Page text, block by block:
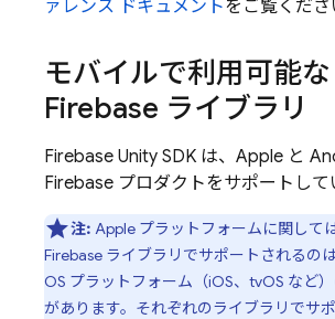
ァレンス ドキュメントをご覧くださ
モバイルで利用可能な
Firebase ライブラリ
Firebase Unity SDK は、 Apple と
Firebase プロダクトをサポートして
注: Apple プラットフォームに関して
Firebase ライブラリでサポートされるの
OS プラットフォーム（iOS、tvOS など
があります。それぞれのライブラリでサ